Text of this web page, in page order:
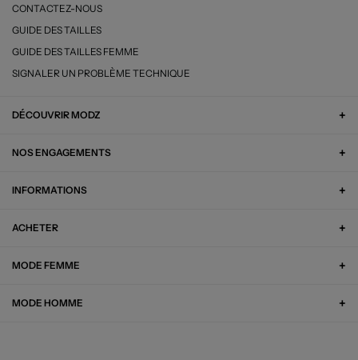
CONTACTEZ-NOUS
GUIDE DES TAILLES
GUIDE DES TAILLES FEMME
SIGNALER UN PROBLÈME TECHNIQUE
DÉCOUVRIR MODZ
NOS ENGAGEMENTS
INFORMATIONS
ACHETER
MODE FEMME
MODE HOMME